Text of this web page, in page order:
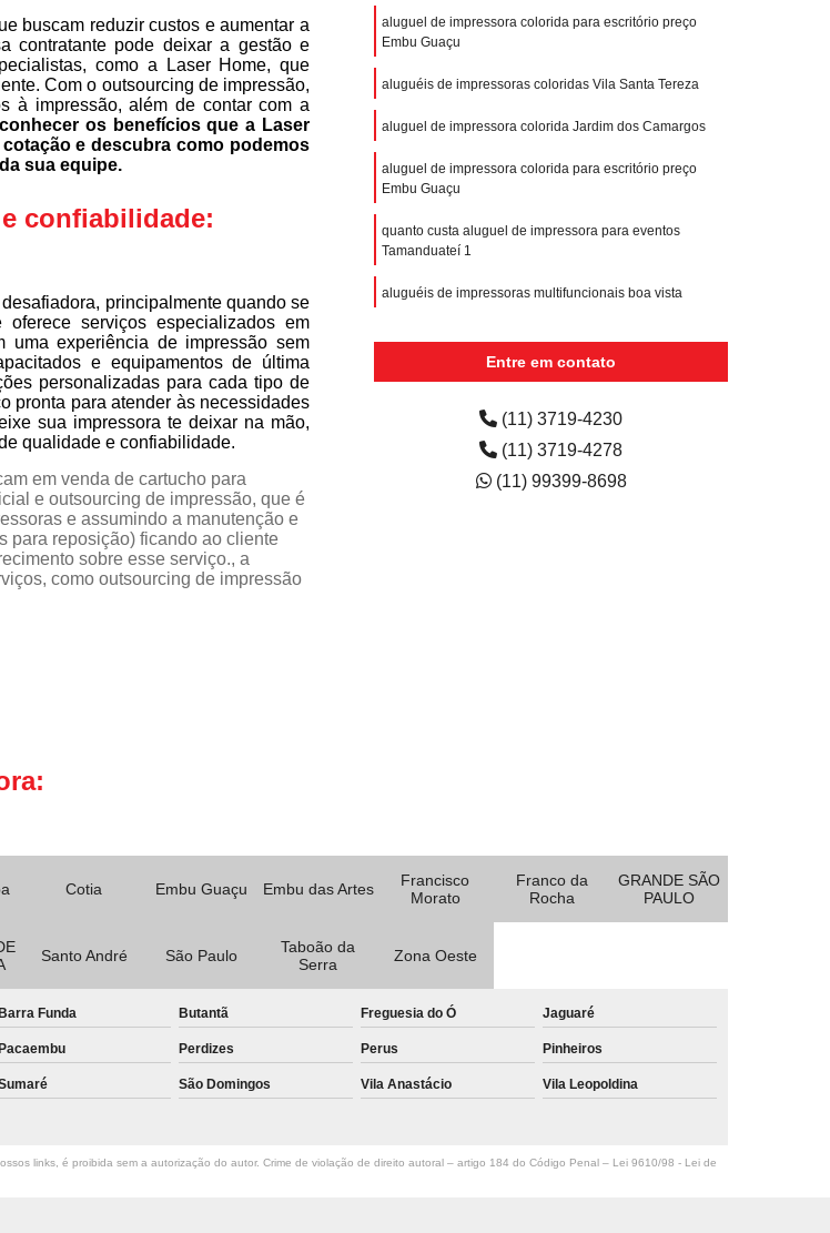
buscam reduzir custos e aumentar a
contratante pode deixar a gestão e
como a Laser Home, que
Com o outsourcing de impressão,
à impressão, além de contar com a
os benefícios que a Laser
e descubra como podemos
sua equipe.
confiabilidade:
principalmente quando se
serviços especializados em
uma experiência de impressão sem
e equipamentos de última
personalizadas para cada tipo de
pronta para atender às necessidades
sua impressora te deixar na mão,
qualidade e confiabilidade.
em venda de cartucho para
e outsourcing de impressão, que é
e assumindo a manutenção e
para reposição) ficando ao cliente
sobre esse serviço., a
como outsourcing de impressão
aluguel de impressora colorida para escritório preço
Embu Guaçu
aluguéis de impressoras coloridas Vila Santa Tereza
aluguel de impressora colorida Jardim dos Camargos
aluguel de impressora colorida para escritório preço
Embu Guaçu
quanto custa aluguel de impressora para eventos
Tamanduateí 1
aluguéis de impressoras multifuncionais boa vista
Entre em contato
(11) 3719-4230
(11) 3719-4278
(11) 99399-8698
Cotia Embu Guaçu Embu das Artes
Francisco
Morato
Franco da
Rocha
GRANDE SÃO
PAULO
Santo André São Paulo
Taboão da
Serra
Zona Oeste
Barra Funda Butantã Freguesia do Ó Jaguaré
Pacaembu Perdizes Perus Pinheiros
São Domingos Vila Anastácio Vila Leopoldina
links, é proibida sem a autorização do autor. Crime de violação de direito autoral – artigo 184 do Código Penal – Lei 9610/98 - Lei de